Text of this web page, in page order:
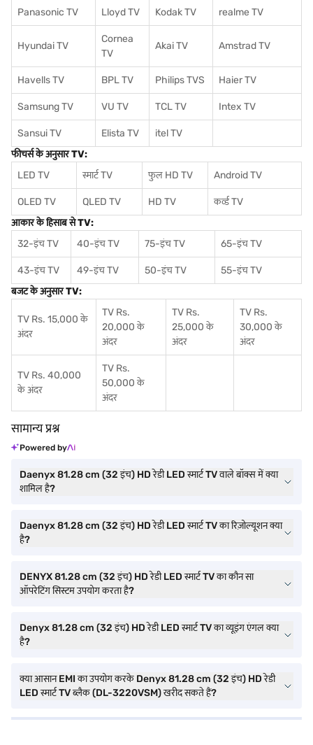
Panasonic TV Lloyd TV Kodak TV realme TV
Hyundai TV
Cornea
TV
Akai TV Amstrad TV
Havells TV BPL TV Philips TVS Haier TV
Samsung TV VU TV TCL TV Intex TV
Sansui TV Elista TV
itel TV
फीचर्स के अनुसार TV:
LED TV
स्मार्ट TV फुल HD TV Android TV
OLED TV QLED TV HD TV
कर्व्ड TV
आकार के हिसाब से TV:
32-इंच TV
40-इंच TV 75-इंच TV 65-इंच TV
43-इंच TV 49-इंच TV 50-इंच TV
55-इंच TV
बजट के अनुसार TV:
TV Rs. 15,000 के
अंदर
TV Rs.
20,000 के
अंदर
TV Rs.
25,000 के
अंदर
TV Rs.
30,000 के
अंदर
TV Rs. 40,000
के अंदर
TV Rs.
50,000 के
अंदर
सामान्य प्रश्न
Powered by
Daenyx 81.28 cm (32 इंच) HD रेडी LED स्मार्ट TV वाले बॉक्स में क्या
शामिल है?
Daenyx 81.28 cm (32 इंच) HD रेडी LED स्मार्ट TV का रिज़ोल्यूशन क्या
है?
DENYX 81.28 cm (32 इंच) HD रेडी LED स्मार्ट TV का कौन सा
ऑपरेटिंग सिस्टम उपयोग करता है?
Denyx 81.28 cm (32 इंच) HD रेडी LED स्मार्ट TV का व्यूइंग एंगल क्या
है?
क्या आसान EMI का उपयोग करके Denyx 81.28 cm (32 इंच) HD रेडी
LED स्मार्ट TV ब्लैक (DL-3220VSM) खरीद सकते हैं?